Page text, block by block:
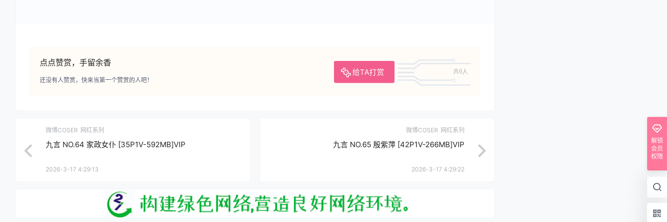
点点赞赏，手留余香
给TA打赏 共0人
还没有人赞赏，快来当第一个赞赏的人吧！
微博COSER 网红系列
九言 NO.64 家政女仆 [35P1V-592MB]VIP
2026-3-17 4:29:13
微博COSER 网红系列
九言 NO.65 殷紫萍 [42P1V-266MB]VIP
2026-3-17 4:29:22
解锁
会员
权限